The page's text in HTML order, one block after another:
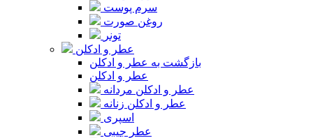
سرم پوست
روغن صورت
تونر
عطر و ادکلن
بازگشت به عطر و ادکلن
عطر و ادکلن
عطر و ادکلن مردانه
عطر و ادکلن زنانه
اسپری
عطر جیبی